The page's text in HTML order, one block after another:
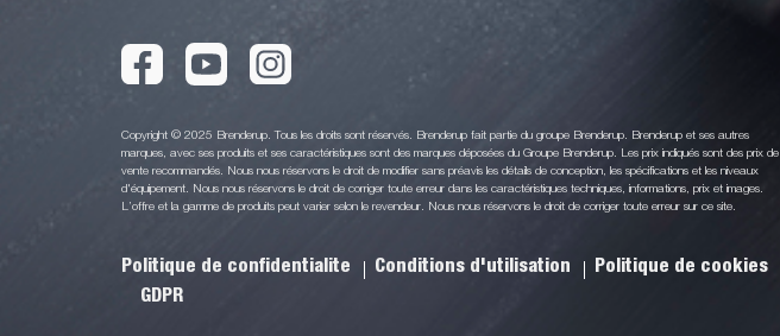
Copyright © 2025 Brenderup. Tous les droits sont réservés. Brenderup fait partie du groupe Brenderup. Brenderup et ses autres
marques, avec ses produits et ses caractéristiques sont des marques déposées du Groupe Brenderup. Les prix indiqués sont des prix de
vente recommandés. Nous nous réservons le droit de modifier sans préavis les détails de conception, les spécifications et les niveaux
d'équipement. Nous nous réservons le droit de corriger toute erreur dans les caractéristiques techniques, informations, prix et images.
L’offre et la gamme de produits peut varier selon le revendeur. Nous nous réservons le droit de corriger toute erreur sur ce site.
Politique de confidentialite Conditions d'utilisation
Politique de cookies
GDPR